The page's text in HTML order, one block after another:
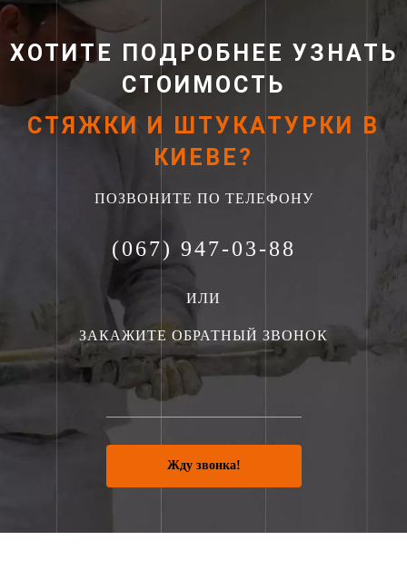
ХОТИТЕ ПОДРОБНЕЕ УЗНАТЬ
СТОИМОСТЬ
СТЯЖКИ И ШТУКАТУРКИ В
КИЕВЕ?
ПОЗВОНИТЕ ПО ТЕЛЕФОНУ
(067) 947-03-88
ИЛИ
ЗАКАЖИТЕ ОБРАТНЫЙ ЗВОНОК
Жду звонка!